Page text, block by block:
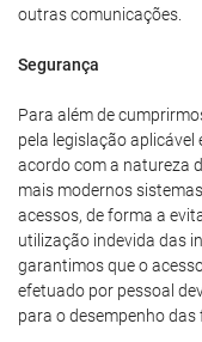
outras comunicações.
Segurança
Para além de
pela legislação
acordo com a natureza
mais modernos
acessos, de forma a
utilização indevida das
garantimos que o
efetuado por pessoal
para o desempenho